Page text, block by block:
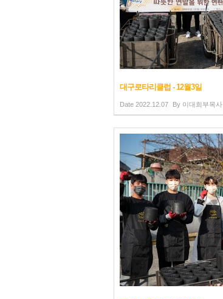
대구로타리클럽 - 12월3일
Date 2022.12.07 By 이대희부목사